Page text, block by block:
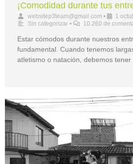
¡Comodidad durante tus
websitep3team@gmail.com • 1
Sin categorizar • 10.260 de
Estar cómodos durante nuestros
fundamental. Cuando tenemos
atletismo o natación, debemos